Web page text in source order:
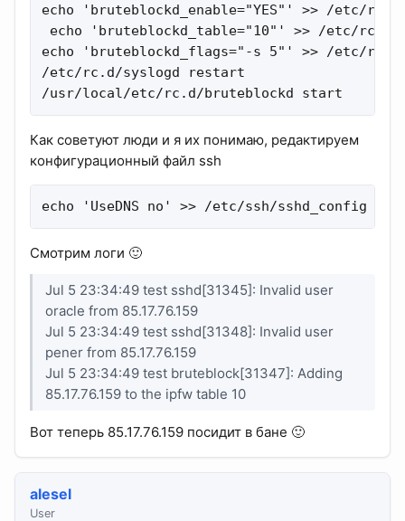
echo 'bruteblockd_enable="YES"' >> /etc/
echo 'bruteblockd_table="10"' >> /etc/
echo 'bruteblockd_flags="-s 5"' >> /etc/
/etc/rc.d/syslogd restart
/usr/local/etc/rc.d/bruteblockd start
Как советуют люди и я их понимаю, редактируем
конфигурационный файл ssh
echo 'UseDNS no' >> /etc/ssh/sshd_config
Смотрим логи 🙂
Jul 5 23:34:49 test sshd[31345]: Invalid user
oracle from 85.17.76.159
Jul 5 23:34:49 test sshd[31348]: Invalid user
pener from 85.17.76.159
Jul 5 23:34:49 test bruteblock[31347]: Adding
85.17.76.159 to the ipfw table 10
Вот теперь 85.17.76.159 посидит в бане 🙂
alesel
User